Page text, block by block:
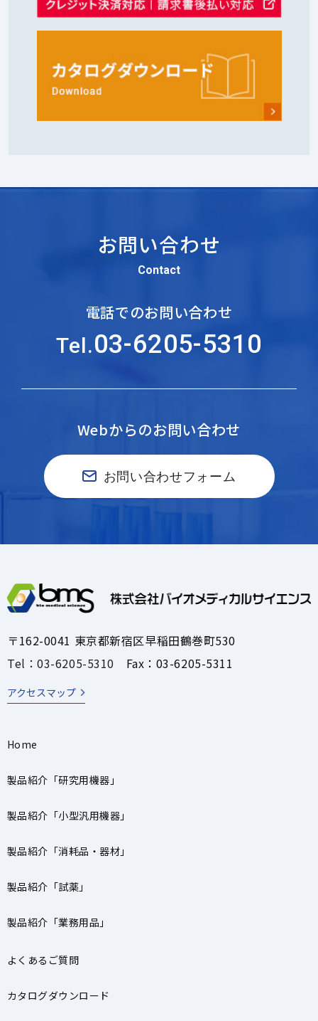
お問い合わせ
Contact
電話でのお問い合わせ
Tel.03-6205-5310
Webからのお問い合わせ
お問い合わせフォーム
〒162-0041 東京都新宿区早稲田鶴巻町530
Tel：03-6205-5310 Fax：03-6205-5311
アクセスマップ
Home
製品紹介「研究用機器」
製品紹介「小型汎用機器」
製品紹介「消耗品・器材」
製品紹介「試薬」
製品紹介「業務用品」
よくあるご質問
カタログダウンロード